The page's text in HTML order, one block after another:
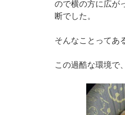
ので横の方に広が
断でした。
そんなことってあ
この過酷な環境で